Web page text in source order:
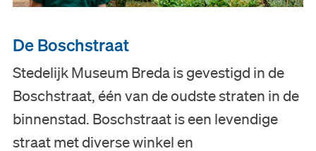
De Boschstraat
Stedelijk Museum Breda is gevestigd in de
Boschstraat, één van de oudste straten in de
binnenstad. Boschstraat is een levendige
straat met diverse winkel en